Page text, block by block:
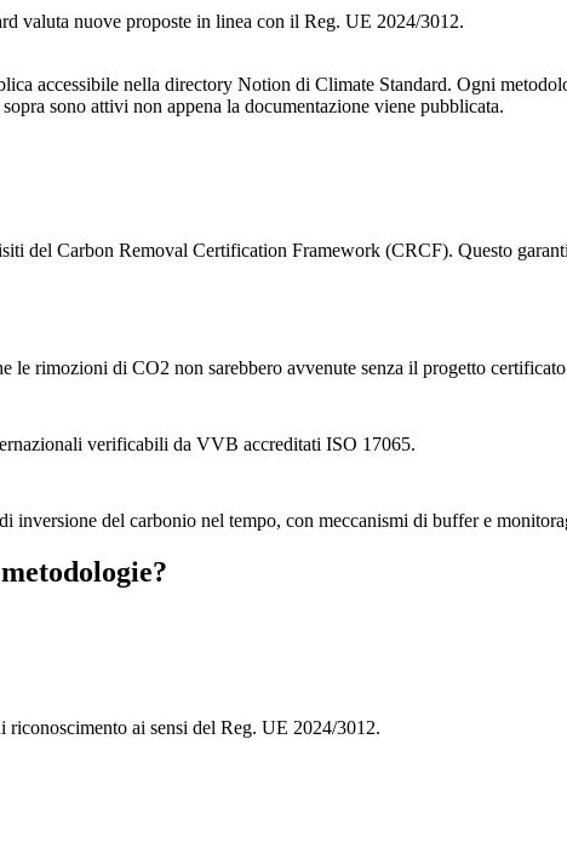
valuta nuove proposte in linea con il Reg. UE 2024/3012.
accessibile nella directory Notion di Climate Standard. Ogni
sono attivi non appena la documentazione viene pubblicata.
del Carbon Removal Certification Framework (CRCF). Questo
le rimozioni di CO2 non sarebbero avvenute senza il progetto
verificabili da VVB accreditati ISO 17065.
del carbonio nel tempo, con meccanismi di buffer e
ai sensi del Reg. UE 2024/3012.